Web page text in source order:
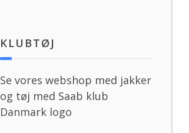
KLUBTØJ
Se vores webshop med jakker
og tøj med Saab klub
Danmark logo